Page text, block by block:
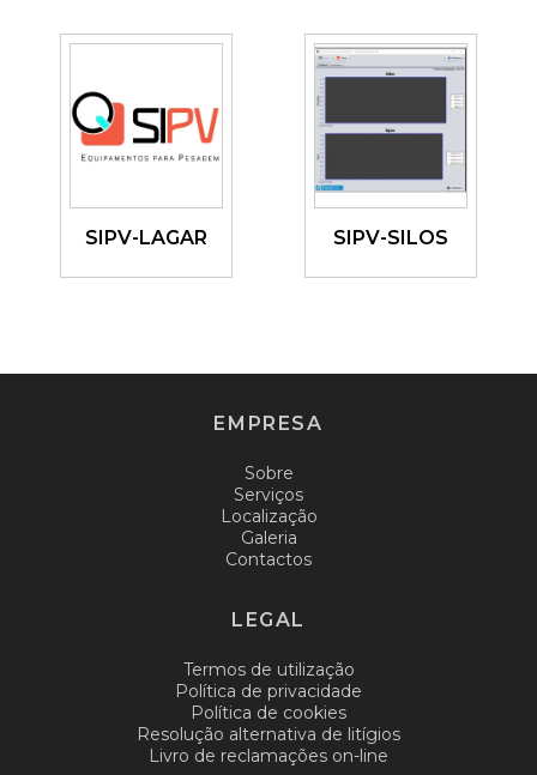
Ver
SIPV-LAGAR
Ver
SIPV-SILOS
EMPRESA
Sobre
Serviços
Localização
Galeria
Contactos
LEGAL
Termos de utilização
Política de privacidade
Política de cookies
Resolução alternativa de litígios
Livro de reclamações on-line